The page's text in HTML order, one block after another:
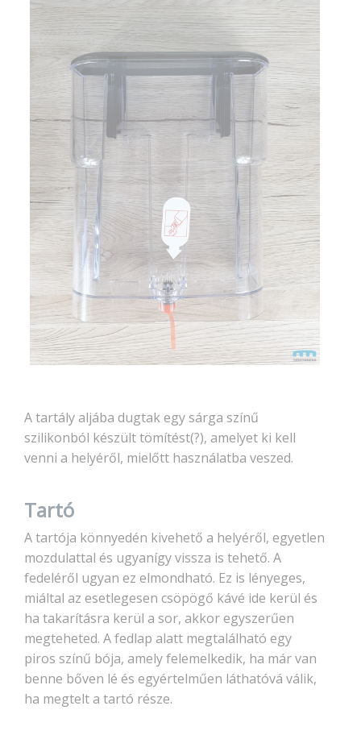
A tartály aljába dugtak egy sárga színű
szilikonból készült tömítést(?), amelyet ki kell
venni a helyéről, mielőtt használatba veszed.
Tartó
A tartója könnyedén kivehető a helyéről, egyetlen
mozdulattal és ugyanígy vissza is tehető. A
fedeléről ugyan ez elmondható. Ez is lényeges,
miáltal az esetlegesen csöpögő kávé ide kerül és
ha takarításra kerül a sor, akkor egyszerűen
megteheted. A fedlap alatt megtalálható egy
piros színű bója, amely felemelkedik, ha már van
benne bőven lé és egyértelműen láthatóvá válik,
ha megtelt a tartó része.